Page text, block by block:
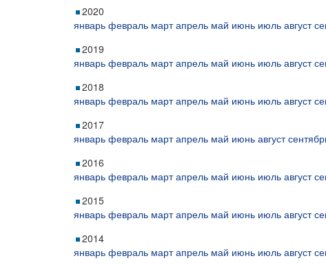
2020
январь февраль март апрель май июнь июль август
2019
январь февраль март апрель май июнь июль август
2018
январь февраль март апрель май июнь июль август
2017
январь февраль март апрель май июнь август
2016
январь февраль март апрель май июнь июль август
2015
январь февраль март апрель май июнь июль август
2014
январь февраль март апрель май июнь июль август